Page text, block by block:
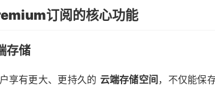
订阅的核心功能
存储
享有更大、更持久的 云端存储空间，不仅能保